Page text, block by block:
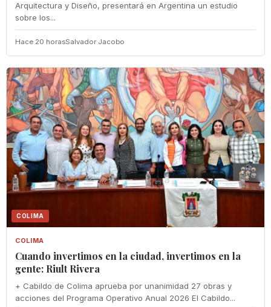
Arquitectura y Diseño, presentará en Argentina un estudio
sobre los...
Hace 20 horasSalvador Jacobo
COLIMA
COLIMA
Cuando invertimos en la ciudad, invertimos en la
gente: Riult Rivera
+ Cabildo de Colima aprueba por unanimidad 27 obras y
acciones del Programa Operativo Anual 2026 El Cabildo...